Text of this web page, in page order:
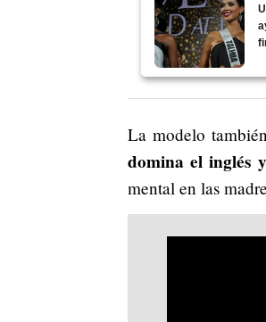
La modelo
domina el inglés
mental en las